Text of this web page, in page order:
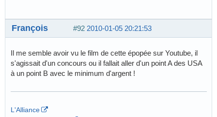
#92 2010-01-05 20:21:53
François
Il me semble avoir vu le film de cette épopée sur Youtube, il
s'agissait d'un concours ou il fallait aller d'un point A des USA
à un point B avec le minimum d'argent !
L'Alliance